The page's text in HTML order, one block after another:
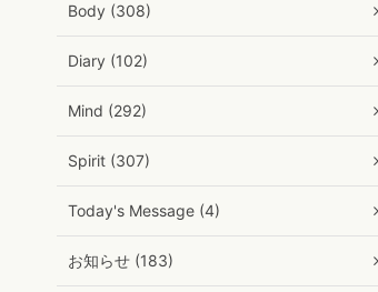
Body (308)
Diary (102)
Mind (292)
Spirit (307)
Today's Message (4)
お知らせ (183)